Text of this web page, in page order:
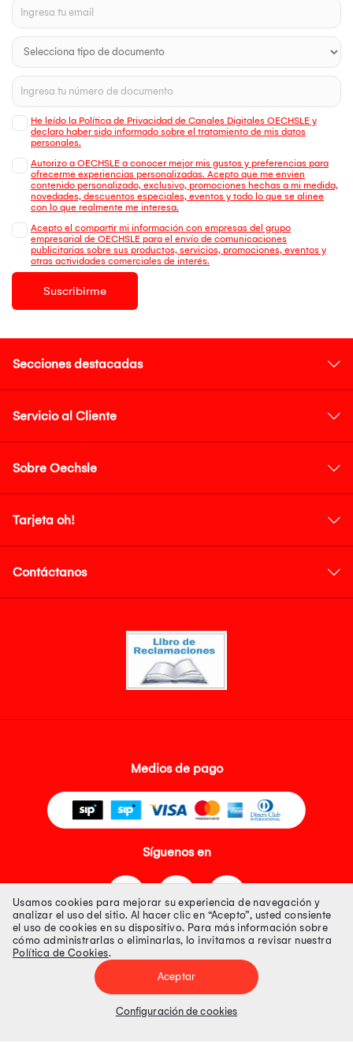
He leído la Política de Privacidad de Canales Digitales OECHSLE y
declaro haber sido informado sobre el tratamiento de mis datos
personales.
Autorizo a OECHSLE a conocer mejor mis gustos y preferencias para
ofrecerme experiencias personalizadas. Acepto que me envien
contenido personalizado, exclusivo, promociones hechas a mi medida,
novedades, descuentos especiales, eventos y todo lo que se alinee
con lo que realmente me interesa.
Acepto el compartir mi información con empresas del grupo
empresarial de OECHSLE para el envío de comunicaciones
publicitarias sobre sus productos, servicios, promociones, eventos y
otras actividades comerciales de interés.
Suscribirme
Secciones destacadas
Servicio al Cliente
Sobre Oechsle
Tarjeta oh!
Contáctanos
Medios de pago
Síguenos en
Tienda 100% Segura
Tiendas Peruanas S.A. R.U.C. Nº 20493020618. Todos los derechos
Precios disponibles solo en www.oechsle.pe. Precios online publicados
Usamos cookies para mejorar su experiencia de navegación y
analizar el uso del sitio. Al hacer clic en “Acepto”, usted consiente
el uso de cookies en su dispositivo. Para más información sobre
cómo administrarlas o eliminarlas, lo invitamos a revisar nuestra
Política de Cookies.
Aceptar
Configuración de cookies